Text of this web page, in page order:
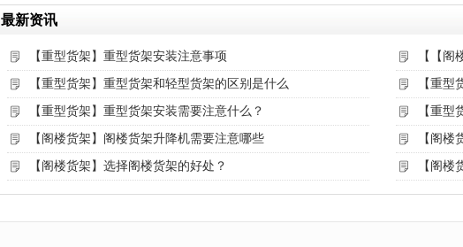
最新资讯
【重型货架】重型货架安装注意事项 【【阁
【重型货架】重型货架和轻型货架的区别是什么 【重型
【重型货架】重型货架安装需要注意什么？ 【重型
【阁楼货架】阁楼货架升降机需要注意哪些 【阁
【阁楼货架】选择阁楼货架的好处？ 【阁楼